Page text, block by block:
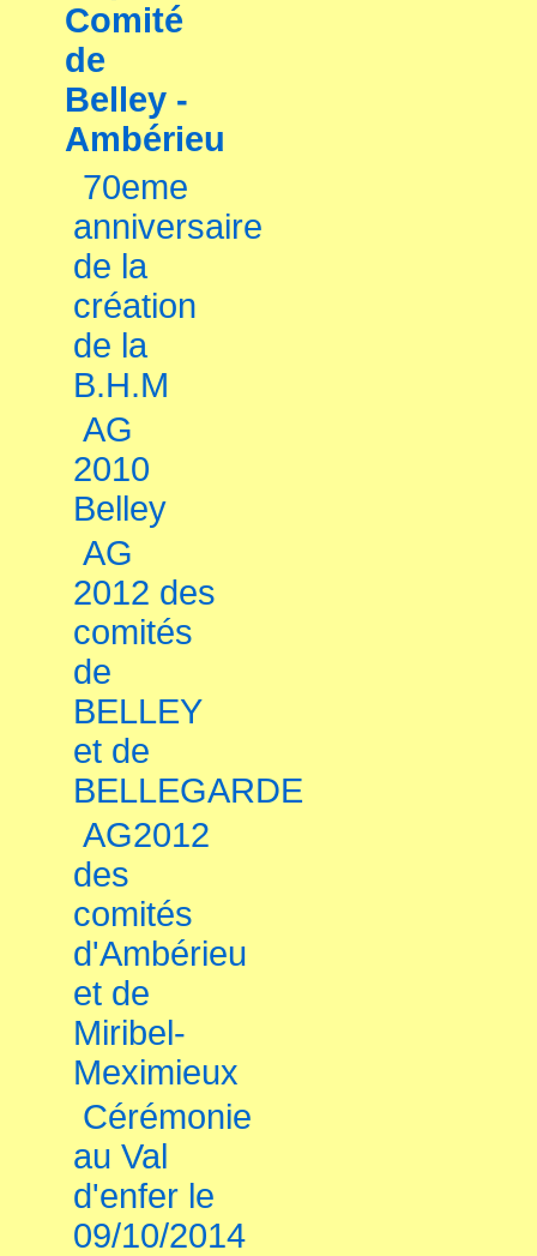
Comité
de
Belley -
Ambérieu
70eme
anniversaire
de la
création
de la
B.H.M
AG
2010
Belley
AG
2012 des
comités
de
BELLEY
et de
BELLEGARDE
AG2012
des
comités
d'Ambérieu
et de
Miribel-
Meximieux
Cérémonie
au Val
d'enfer le
09/10/2014